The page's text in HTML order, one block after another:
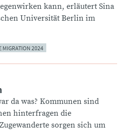
kann, erläutert Sina
Universität Berlin im
MIGRATION 2024
da was? Kommunen sind
hinterfragen die
sorgen sich um